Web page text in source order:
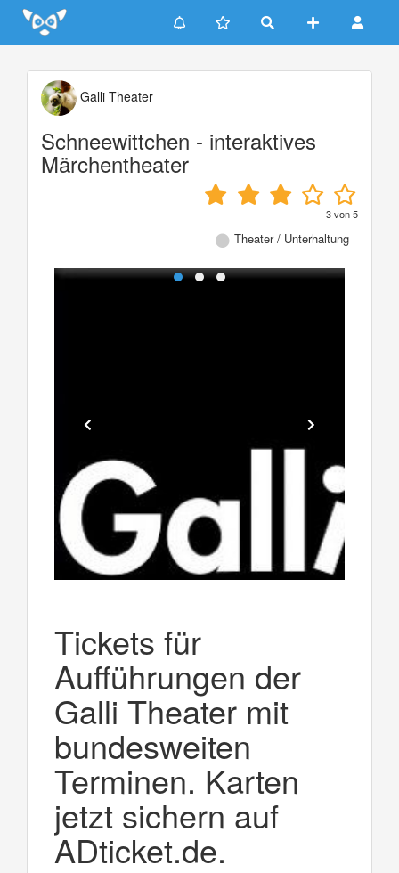
Update cookies preferences
Galli Theater
Schneewittchen - interaktives
Märchentheater
3von5
Theater / Unterhaltung
Tickets für
Aufführungen der
Galli Theater mit
bundesweiten
Terminen. Karten
jetzt sichern auf
ADticket.de.